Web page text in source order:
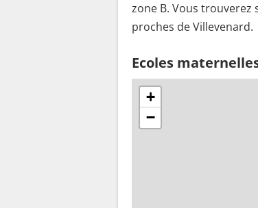
zone B. Vous trouverez
proches de Villevenard.
Ecoles
+
−